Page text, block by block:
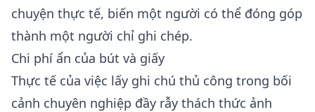
chuyện thực tế, biến một người có thể đóng góp
thành một người chỉ ghi chép.
Chi phí ẩn của bút và giấy
Thực tế của việc lấy ghi chú thủ công trong bối
cảnh chuyên nghiệp đầy rẫy thách thức ảnh